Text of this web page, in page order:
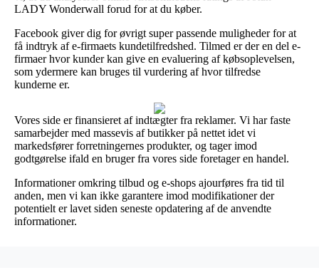
LADY Wonderwall forud for at du køber.
Facebook giver dig for øvrigt super passende muligheder for at
få indtryk af e-firmaets kundetilfredshed. Tilmed er der en del e-
firmaer hvor kunder kan give en evaluering af købsoplevelsen,
som ydermere kan bruges til vurdering af hvor tilfredse
kunderne er.
Vores side er finansieret af indtægter fra reklamer. Vi har faste
samarbejder med massevis af butikker på nettet idet vi
markedsfører forretningernes produkter, og tager imod
godtgørelse ifald en bruger fra vores side foretager en handel.
Informationer omkring tilbud og e-shops ajourføres fra tid til
anden, men vi kan ikke garantere imod modifikationer der
potentielt er lavet siden seneste opdatering af de anvendte
informationer.